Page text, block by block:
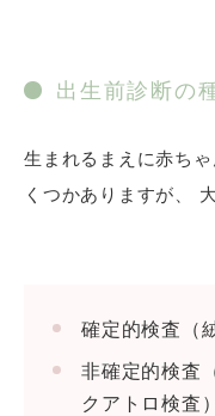
出生前診断の
生まれるまえに赤ち
くつかありますが、
確定的検査（
非確定的検査
クアトロ検査）
す。予約へ進む方